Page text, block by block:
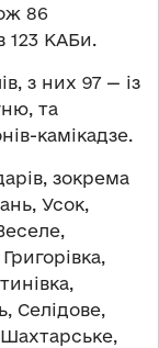
86
123 КАБи.
з них 97 — із
та
камікадзе.
зокрема
Усок,
Селідове,